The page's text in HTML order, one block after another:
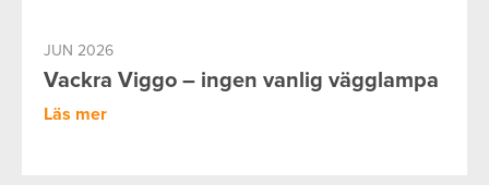
JUN 2026
Vackra Viggo – ingen vanlig vägglampa
Läs mer